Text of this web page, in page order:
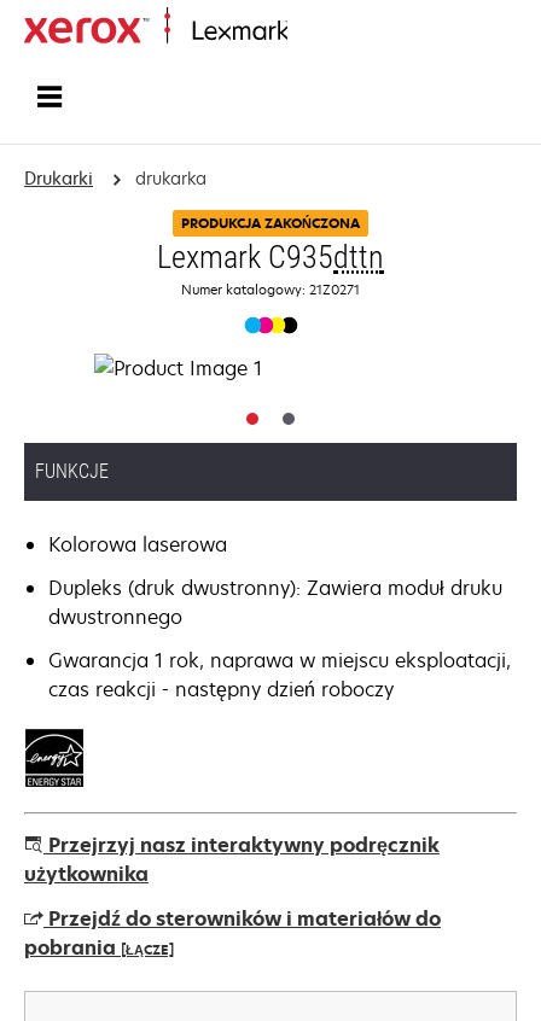
Drukarki drukarka
PRODUKCJA ZAKOŃCZONA
Lexmark C935dttn
Numer katalogowy: 21Z0271
FUNKCJE
Kolorowa laserowa
Dupleks (druk dwustronny): Zawiera moduł druku
dwustronnego
Gwarancja 1 rok, naprawa w miejscu eksploatacji,
czas reakcji - następny dzień roboczy
Przejrzyj nasz interaktywny podręcznik
użytkownika
Przejdź do sterowników i materiałów do
pobrania [ŁĄCZE]
opens